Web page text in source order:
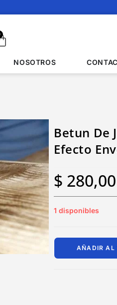
NOSOTROS
Betun De
Efecto
$ 280,00
1 disponibles
AÑADIR AL